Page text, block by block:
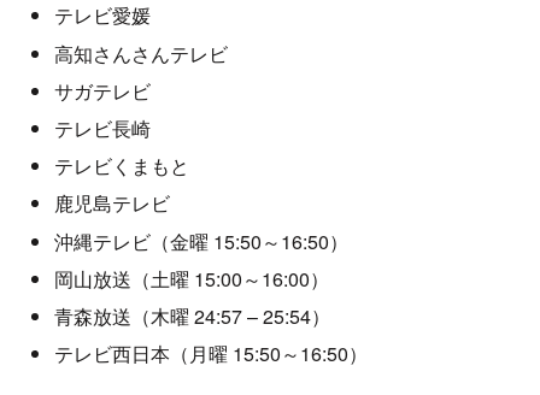
テレビ愛媛
高知さんさんテレビ
サガテレビ
テレビ長崎
テレビくまもと
鹿児島テレビ
沖縄テレビ（金曜 15:50～16:50）
岡山放送（土曜 15:00～16:00）
青森放送（木曜 24:57 – 25:54）
テレビ西日本（月曜 15:50～16:50）